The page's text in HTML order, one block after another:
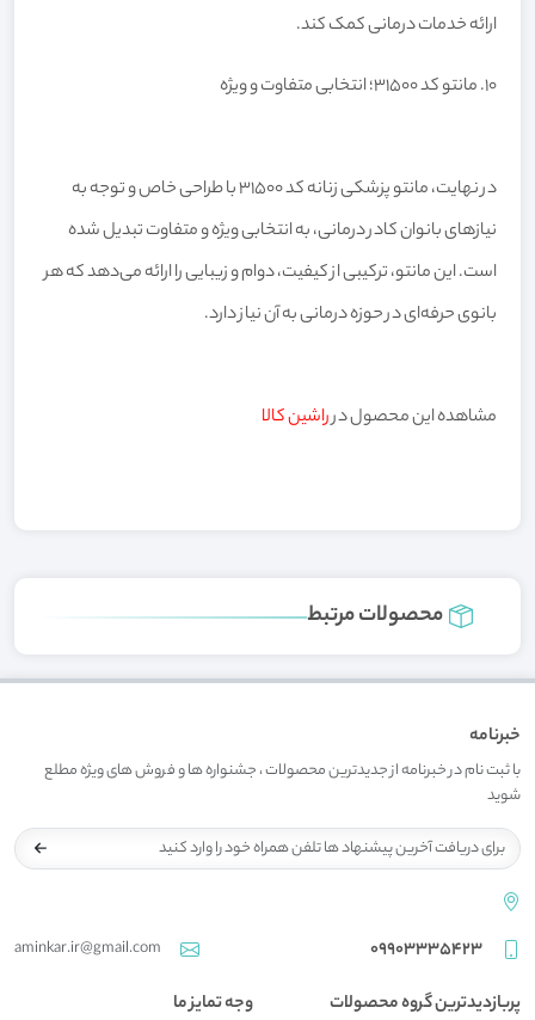
ارائه خدمات درمانی کمک کند.
۱۰. مانتو کد 31500؛ انتخابی متفاوت و ویژه
در نهایت، مانتو پزشکی زنانه کد 31500 با طراحی خاص و توجه به
نیازهای بانوان کادر درمانی، به انتخابی ویژه و متفاوت تبدیل شده
است. این مانتو، ترکیبی از کیفیت، دوام و زیبایی را ارائه می‌دهد که هر
بانوی حرفه‌ای در حوزه درمانی به آن نیاز دارد.
مشاهده این محصول درراشین کالا
محصولات مرتبط
خبرنامه
با ثبت نام در خبرنامه از جدیدترین محصولات ، جشنواره ها و فروش های ویژه مطلع
شوید
09903335423
aminkar.ir@gmail.com
پربازدیدترین گروه محصولات وجه تمایز ما